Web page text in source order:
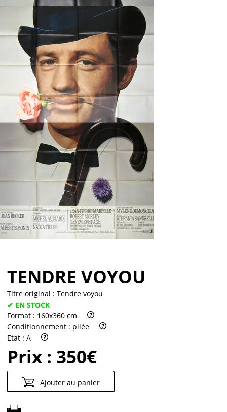
Vendre
TENDRE VOYOU
Titre original : Tendre voyou
✔ EN STOCK
Format : 160x360 cm
Conditionnement : pliée
Etat : A
Prix : 350€
Ajouter au panier